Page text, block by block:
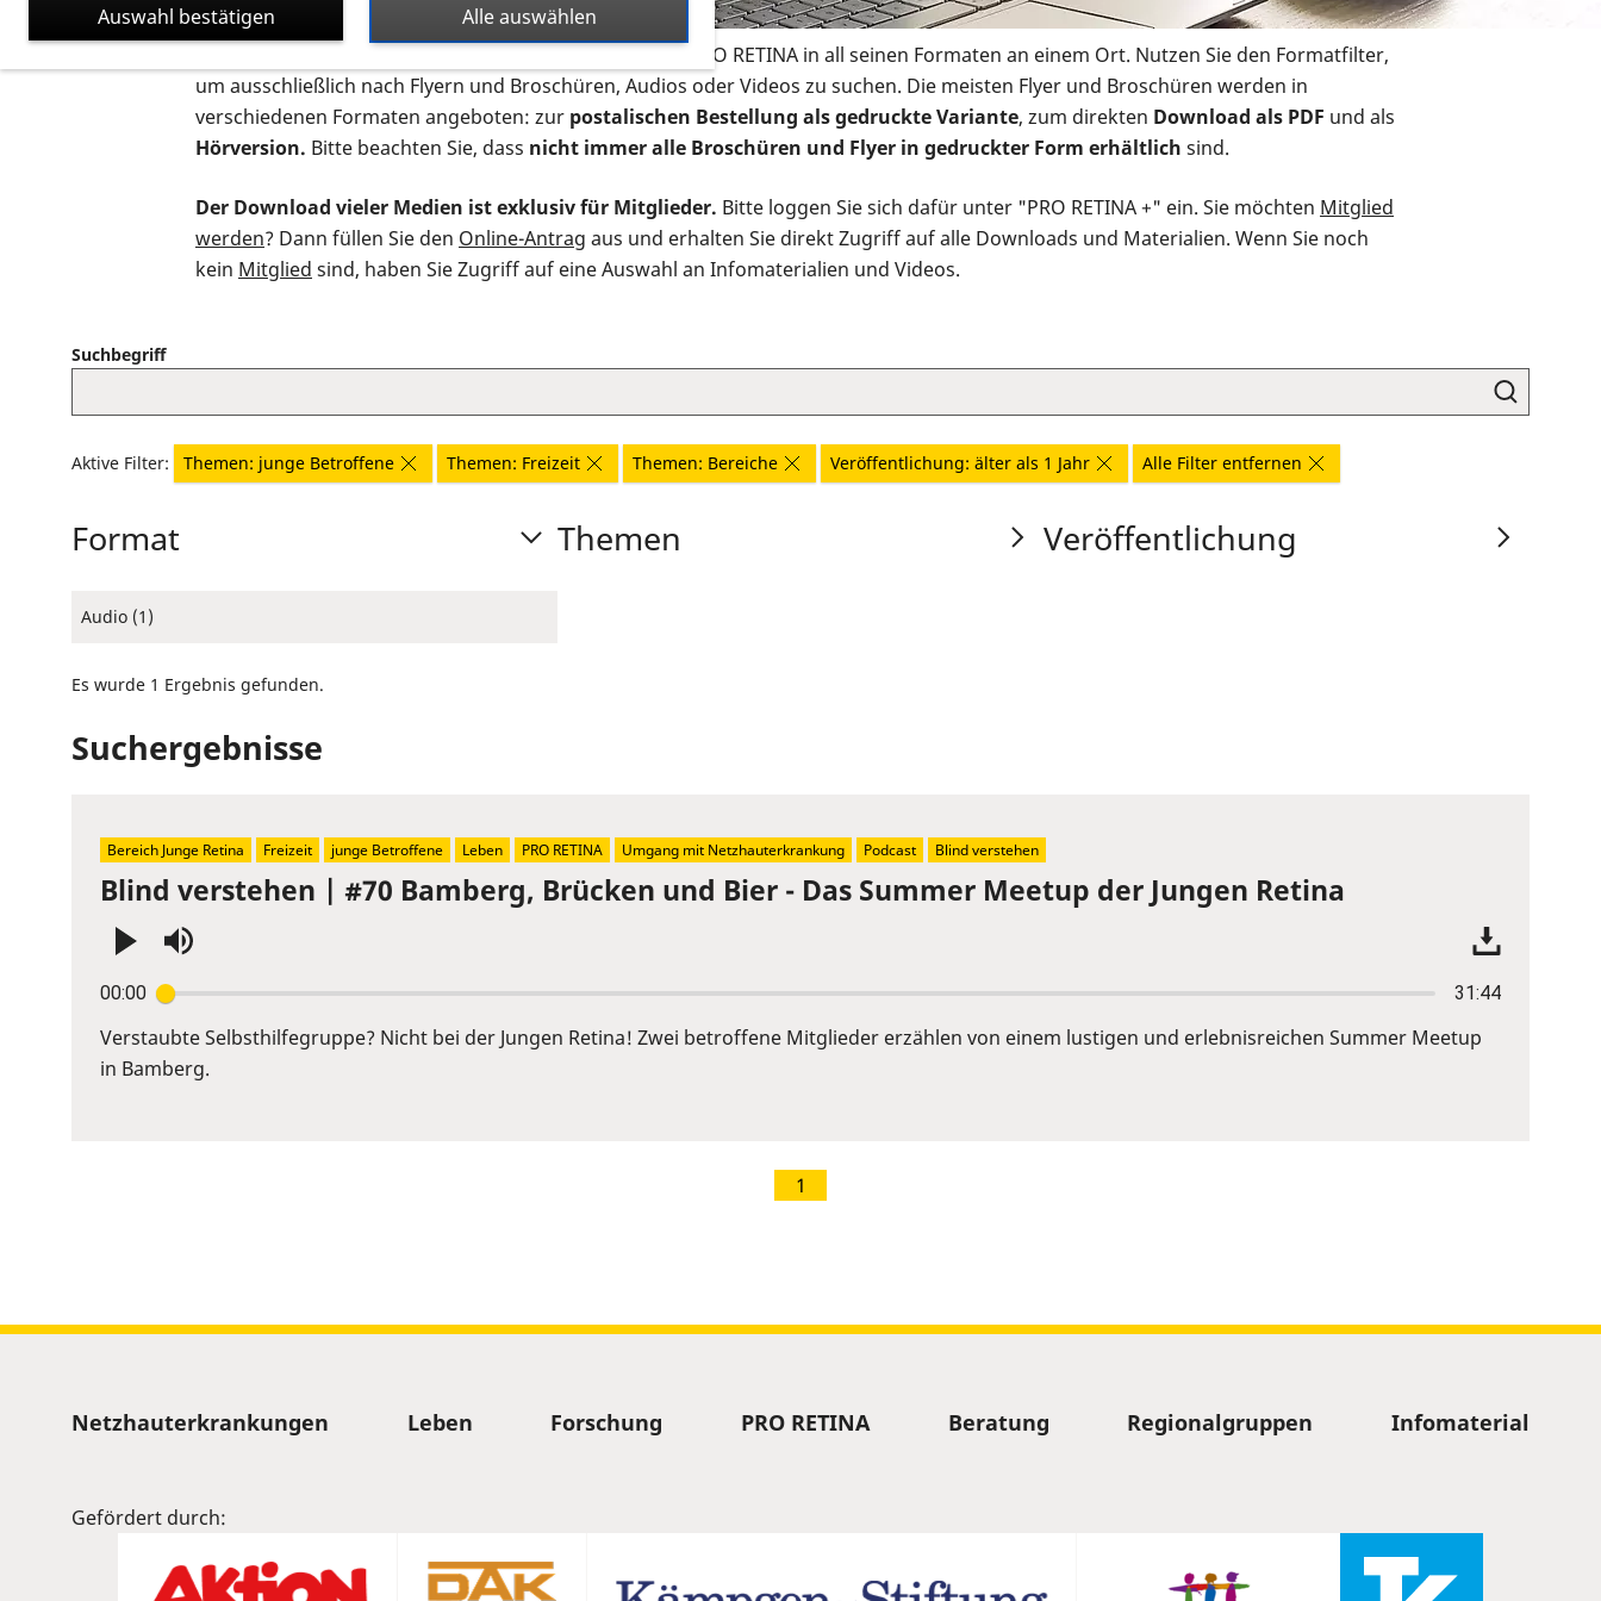
Auf dieser Seite finden Sie sämtliches Infomaterial der PRO RETINA in all seinen Formaten an einem Ort. Nutzen Sie den Formatfilter,
um ausschließlich nach Flyern und Broschüren, Audios oder Videos zu suchen. Die meisten Flyer und Broschüren werden in
verschiedenen Formaten angeboten: zur postalischen Bestellung als gedruckte Variante, zum direkten Download als PDF und als
Hörversion. Bitte beachten Sie, dass nicht immer alle Broschüren und Flyer in gedruckter Form erhältlich sind.
Der Download vieler Medien ist exklusiv für Mitglieder. Bitte loggen Sie sich dafür unter "PRO RETINA +" ein. Sie möchten Mitglied
werden? Dann füllen Sie den Online-Antrag aus und erhalten Sie direkt Zugriff auf alle Downloads und Materialien. Wenn Sie noch
kein Mitglied sind, haben Sie Zugriff auf eine Auswahl an Infomaterialien und Videos.
Suchbegriff
Aktive Filter: Themen: junge Betroffene Themen: Freizeit Themen: Bereiche Veröffentlichung: älter als 1 Jahr Alle Filter entfernen
Format
Audio (1)
Themen Veröffentlichung
Es wurde 1 Ergebnis gefunden.
Suchergebnisse
Blind verstehen | #70 Bamberg, Brücken und Bier - Das Summer Meetup der Jungen Retina
00:00 31:44
Enter
or
Space
Verstaubte Selbsthilfegruppe? Nicht bei der Jungen Retina! Zwei betroffene Mitglieder erzählen von einem lustigen und erlebnisreichen Summer Meetup
in Bamberg.
Bereich Junge Retina Freizeit junge Betroffene Leben PRO RETINA Umgang mit Netzhauterkrankung Podcast Blind verstehen
1
Sitemap
Netzhauterkrankungen Leben Forschung PRO RETINA Beratung Regionalgruppen Infomaterial
Gefördert durch:
Alle auswählen
Auswahl bestätigen